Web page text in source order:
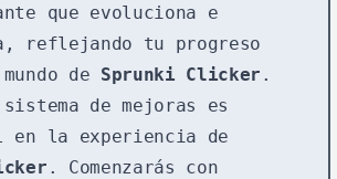
que evoluciona e
reflejando tu progreso
de Sprunki Clicker .
de mejoras es
en la experiencia de
. Comenzarás con